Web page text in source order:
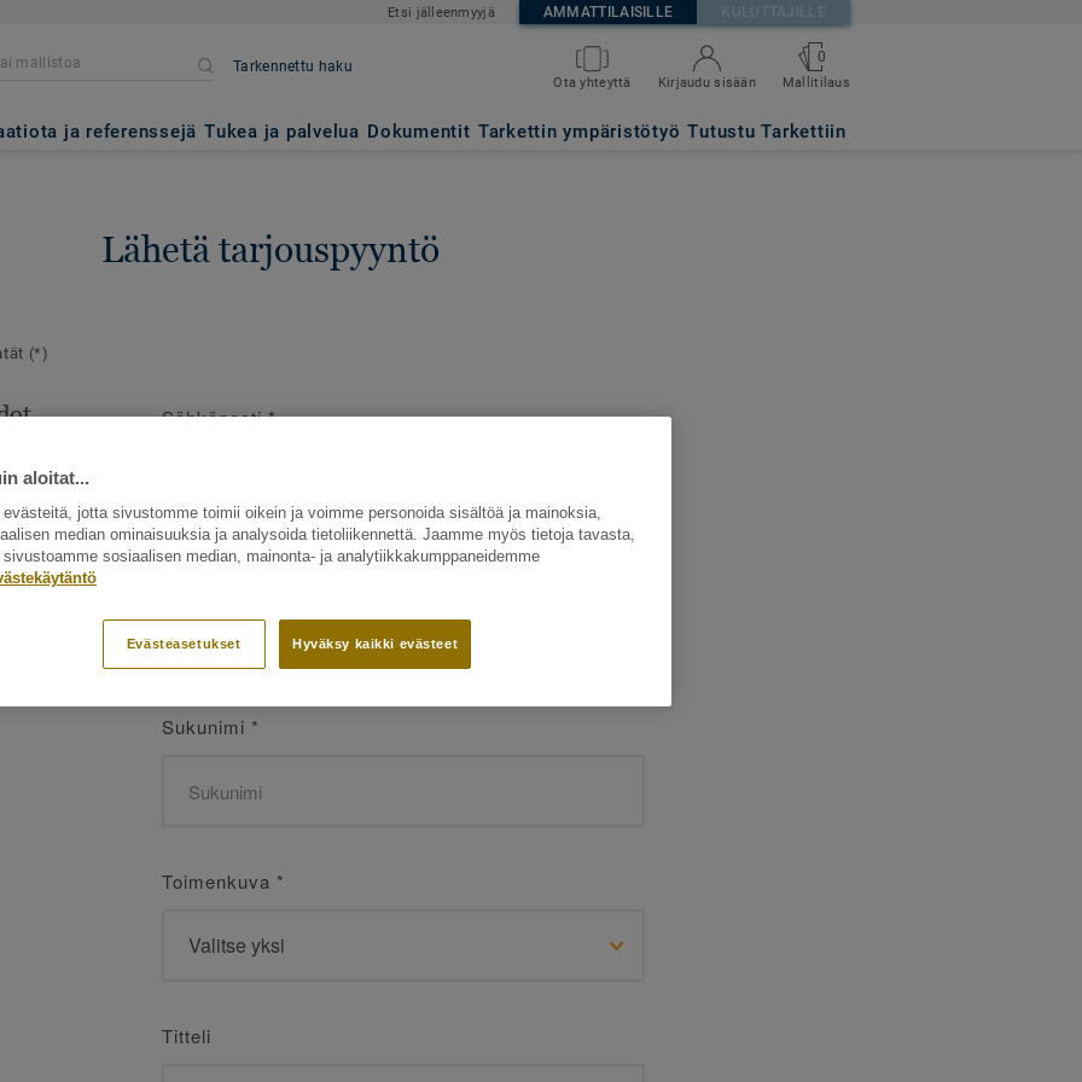
Etsi jälleenmyyjä AMMATTILAISILLE KULUTTAJILLE
Tarkennettu haku
Ota yhteyttä Kirjaudu sisään
0
Mallitilaus
ja referenssejä Tukea ja palvelua Dokumentit Tarkettin ympäristötyö Tutustu Tarkettiin
Lähetä tarjouspyyntö
(*)
Sähköposti*
*
Sukunimi *
Toimenkuva *
Titteli
aloitat...
evästeitä, jotta sivustomme toimii oikein ja voimme personoida sisältöä ja mainoksia,
median ominaisuuksia ja analysoida tietoliikennettä. Jaamme myös tietoja tavasta,
sosiaalisen median, mainonta- ja analytiikkakumppaneidemme
Hyväksy kaikki evästeet
Evästeasetukset